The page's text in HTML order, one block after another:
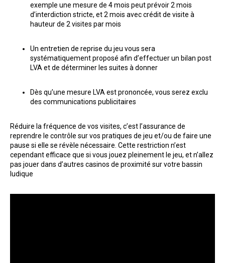
exemple une mesure de 4 mois peut prévoir 2 mois
d’interdiction stricte, et 2 mois avec crédit de visite à
hauteur de 2 visites par mois
Un entretien de reprise du jeu vous sera
systématiquement proposé afin d’effectuer un bilan post
LVA et de déterminer les suites à donner
Dès qu’une mesure LVA est prononcée, vous serez exclu
des communications publicitaires
Réduire la fréquence de vos visites, c’est l’assurance de
reprendre le contrôle sur vos pratiques de jeu et/ou de faire une
pause si elle se révèle nécessaire. Cette restriction n’est
cependant efficace que si vous jouez pleinement le jeu, et n’allez
pas jouer dans d’autres casinos de proximité sur votre bassin
ludique